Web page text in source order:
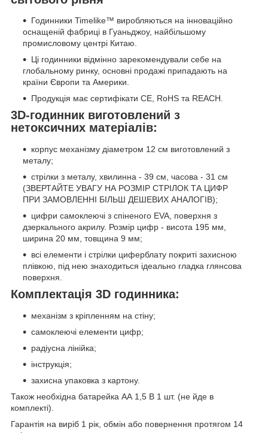
Годинники Timelike™ виробляються на інноваційно
оснащеній фабриці в Гуаньджоу, найбільшому
промисловому центрі Китаю.
Ці годинники відмінно зарекомендували себе на
глобальному ринку, основні продажі припадають на
країни Європи та Америки.
Продукція має сертифікати CE, RoHS та REACH.
3D-годинник виготовлений з
нетоксичних матеріалів:
корпус механізму діаметром 12 см виготовлений з
металу;
стрілки з металу, хвилинна - 39 см, часова - 31 см
(ЗВЕРТАЙТЕ УВАГУ НА РОЗМІР СТРІЛОК ТА ЦИФР
ПРИ ЗАМОВЛЕННІ БІЛЬШ ДЕШЕВИХ АНАЛОГІВ);
цифри самоклеючі з спіненого EVA, поверхня з
дзеркального акрилу. Розмір цифр - висота 195 мм,
ширина 20 мм, товщина 9 мм;
всі елементи і стрілки циферблату покриті захисною
плівкою, під нею знаходиться ідеально гладка глянсова
поверхня.
Комплектація 3D годинника:
механізм з кріпленням на стіну;
самоклеючі елементи цифр;
радіусна лінійка;
інструкція;
захисна упаковка з картону.
Також необхідна батарейка АА 1,5 В 1 шт. (не йде в
комплекті).
Гарантія на виріб 1 рік, обмін або повернення протягом 14